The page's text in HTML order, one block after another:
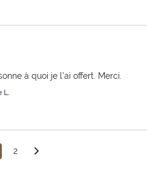
à quoi je l'ai offert. Merci.
L.
2